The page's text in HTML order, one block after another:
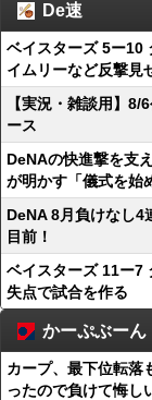
De速
ベイスターズ 5ー
イムリーなど反撃見
【実況・雑談用】
ース
DeNAの快進撃を支
が明かす「儀式を始
DeNA 8月負けなし4
目前！
ベイスターズ 11ー
失点で試合を作る
かーぷぶーん
カープ、最下位転落
ったので負けて悔し